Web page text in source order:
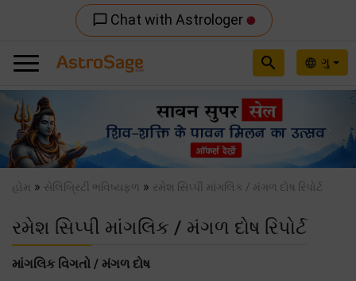
chat_bubble_outline Chat with Astrologer
language ગુ
search
Previous
હોમ » સેલિબ્રિટી ભવિષ્યફળ » રમેશ સિપ્પી માંગલિક / મંગળ દોષ રિપોર્ટ
રમેશ સિપ્પી માંગલિક / મંગળ દોષ રિપોર્ટ
માંગલિક વિગતો / મંગળ દોષ